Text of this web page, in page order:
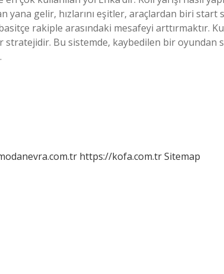
yana gelir, hızlarını eşitler, araçlardan biri start
rakiple arasındaki mesafeyi arttırmaktır.
stratejidir. Bu sistemde, kaybedilen bir oyundan
https://kofa.com.trSitemap